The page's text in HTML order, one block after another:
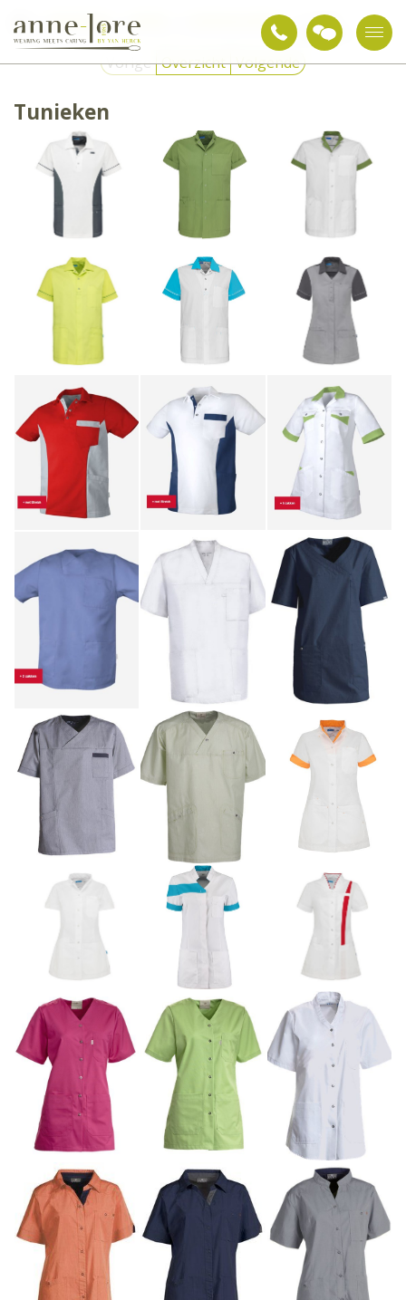
Werkkleding Kleding Zorg & gezondheid Tunieken
Vorige Overzicht Volgende
Tunieken